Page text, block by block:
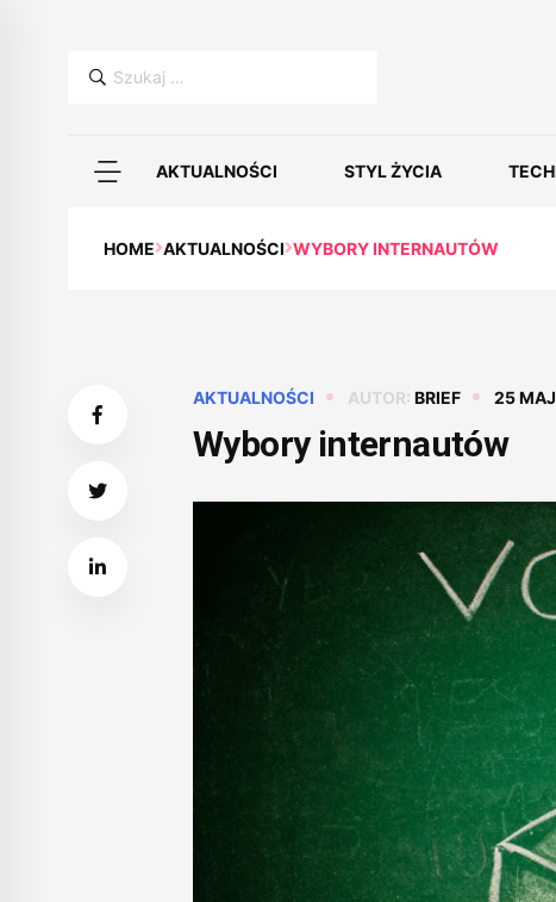
Szukaj:
AKTUALNOŚCI STYL ŻYCIA
HOME AKTUALNOŚCI WYBORY INTERNAUTÓW
AKTUALNOŚCI AUTOR: BRIEF 25
Wybory internautów